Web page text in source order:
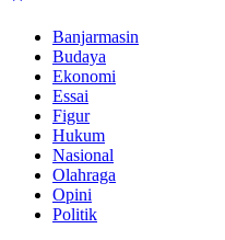
Banjarmasin
Budaya
Ekonomi
Essai
Figur
Hukum
Nasional
Olahraga
Opini
Politik